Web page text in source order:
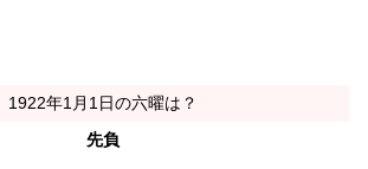
1922年1月1日の六曜は？
先負